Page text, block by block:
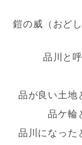
鎧の威（おど
品川と
品が良い土地
品ケ輪
品川になった